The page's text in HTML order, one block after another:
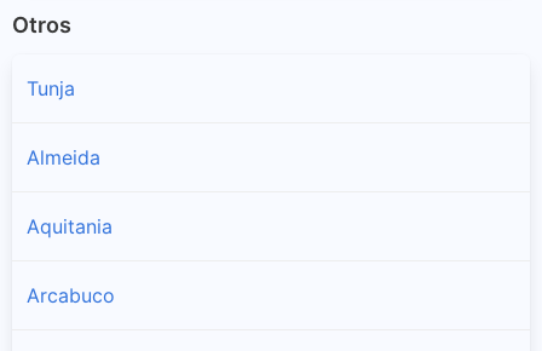
Otros
Tunja
Almeida
Aquitania
Arcabuco